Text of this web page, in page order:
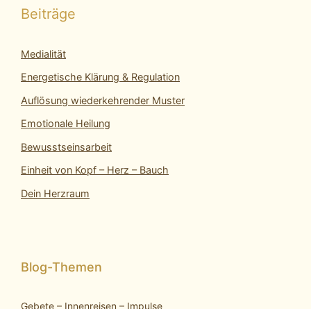
Beiträge
Medialität
Energetische Klärung & Regulation
Auflösung wiederkehrender Muster
Emotionale Heilung
Bewusstseinsarbeit
Einheit von Kopf – Herz – Bauch
Dein Herzraum
Gebete – Innenreisen – Impulse